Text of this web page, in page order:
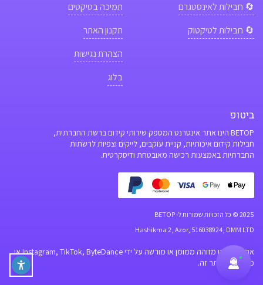
🔄 חבילות לאינסטגרם
🔄 חבילות לטיקטוק
תמיכה בטיקטים
תקנון האתר
הצהרת נגישות
בלוג
ביטופ
BETOP הינו אתר אינטרנט המספק שירותי קידום ברשת החברתית,
חבילות קידום איכותיות, קניית עוקבים, לייקים וצפיות לרשתות
החברתיות באמצעות רכישה מאובטחת ודיסקרטית.
2025 © כל הזכויות שמורות ל- BETOP
Hashikma 2, Azor, 516038924, DMM LTD
אתר זה אינו מזוהה ממומן או מורשה על ידי Instagram, TikTok, ByteDance או
כל מותג באתר זה.